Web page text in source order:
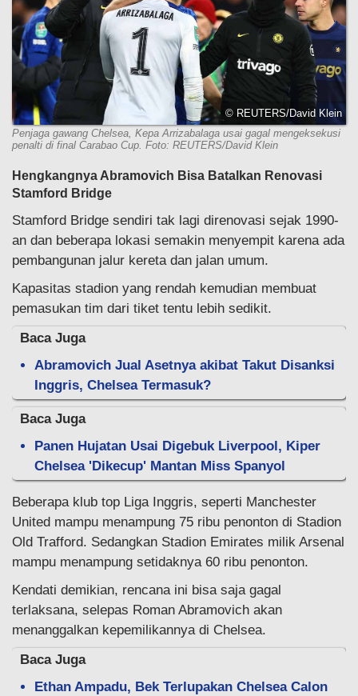
© REUTERS/David Klein
Penjaga gawang Chelsea, Kepa Arrizabalaga usai gagal mengeksekusi
penalti di final Carabao Cup. Foto: REUTERS/David Klein
Hengkangnya Abramovich Bisa Batalkan Renovasi
Stamford Bridge
Stamford Bridge sendiri tak lagi direnovasi sejak 1990-
an dan beberapa lokasi semakin menyempit karena ada
pembangunan jalur kereta dan jalan umum.
Kapasitas stadion yang rendah kemudian membuat
pemasukan tim dari tiket tentu lebih sedikit.
Baca Juga
Abramovich Jual Asetnya akibat Takut Disanksi
Inggris, Chelsea Termasuk?
Baca Juga
Panen Hujatan Usai Digebuk Liverpool, Kiper
Chelsea 'Dikecup' Mantan Miss Spanyol
Beberapa klub top Liga Inggris, seperti Manchester
United mampu menampung 75 ribu penonton di Stadion
Old Trafford. Sedangkan Stadion Emirates milik Arsenal
mampu menampung setidaknya 60 ribu penonton.
Kendati demikian, rencana ini bisa saja gagal
terlaksana, selepas Roman Abramovich akan
menanggalkan kepemilikannya di Chelsea.
Baca Juga
Ethan Ampadu, Bek Terlupakan Chelsea Calon